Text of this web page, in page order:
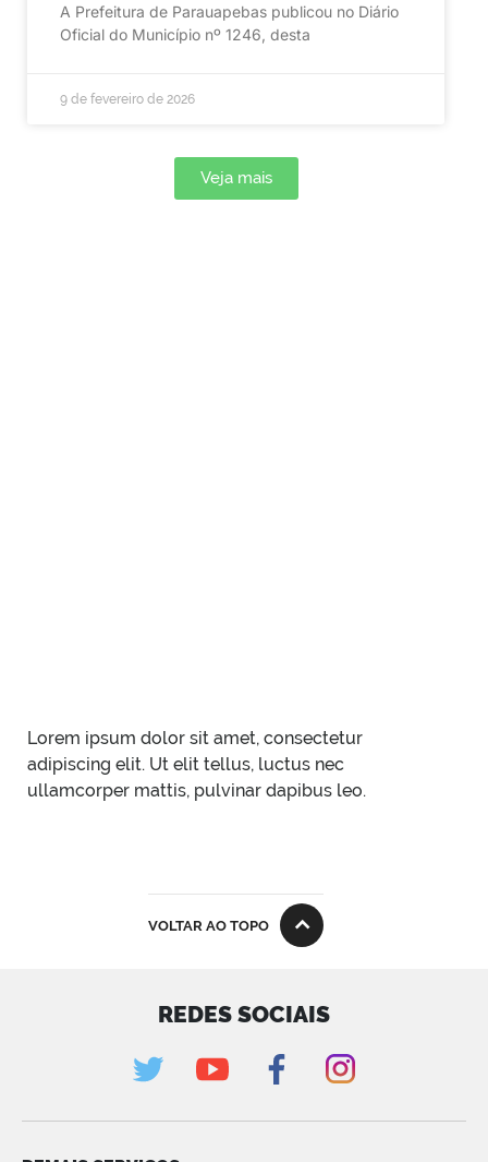
A Prefeitura de Parauapebas publicou no Diário
Oficial do Município nº 1246, desta
9 de fevereiro de 2026
Veja mais
Lorem ipsum dolor sit amet, consectetur
adipiscing elit. Ut elit tellus, luctus nec
ullamcorper mattis, pulvinar dapibus leo.
VOLTAR AO TOPO
REDES SOCIAIS